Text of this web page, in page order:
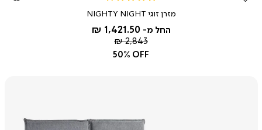
rating
מזרן זוגי NIGHTY NIGHT
החל מ- 1,421.50 ₪
מחיר
רגיל
2,843 ₪
50% OFF